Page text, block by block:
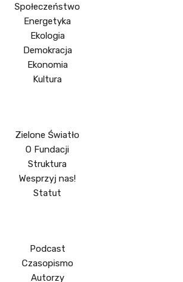
Społeczeństwo
Energetyka
Ekologia
Demokracja
Ekonomia
Kultura
Zielone Światło
O Fundacji
Struktura
Wesprzyj nas!
Statut
Podcast
Czasopismo
Autorzy